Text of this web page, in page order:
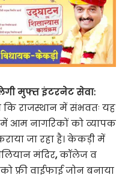
मुफ्त इंटरनेट सेवा:
कि राजस्थान में संभवतः यह
आम नागरिकों को व्यापक
जा रहा है। केकड़ी में
मंदिर,कॉलेज व
फ्री वाईफाई जोन बनाया